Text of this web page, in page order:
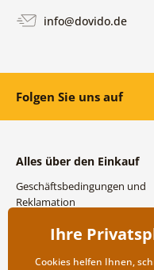
info@dovido.de
Folgen Sie uns auf
Alles über den Einkauf
Geschäftsbedingungen und
Reklamation
Versand- und
Rücksendung der Ware
Ihre
Cookies helfen Ihnen,